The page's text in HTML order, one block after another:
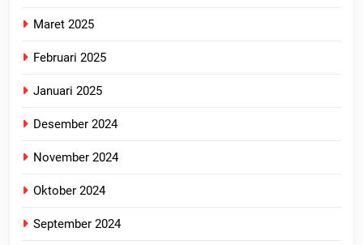
Maret 2025
Februari 2025
Januari 2025
Desember 2024
November 2024
Oktober 2024
September 2024